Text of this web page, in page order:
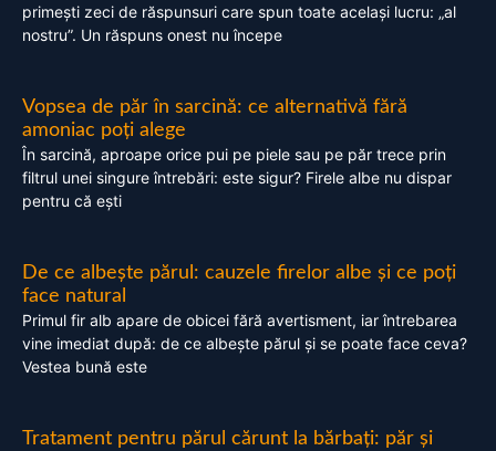
primești zeci de răspunsuri care spun toate același lucru: „al
nostru”. Un răspuns onest nu începe
Vopsea de păr în sarcină: ce alternativă fără
amoniac poți alege
În sarcină, aproape orice pui pe piele sau pe păr trece prin
filtrul unei singure întrebări: este sigur? Firele albe nu dispar
pentru că ești
De ce albește părul: cauzele firelor albe și ce poți
face natural
Primul fir alb apare de obicei fără avertisment, iar întrebarea
vine imediat după: de ce albește părul și se poate face ceva?
Vestea bună este
Tratament pentru părul cărunt la bărbați: păr și